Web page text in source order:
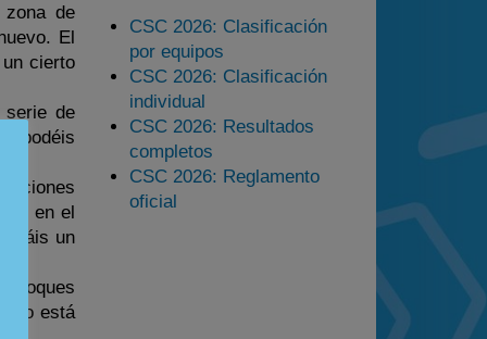
de
El
cierto
serie de
podéis
en el
un
bloques
está
CSC 2026: Clasificación
por equipos
CSC 2026: Clasificación
individual
CSC 2026: Resultados
completos
CSC 2026: Reglamento
oficial